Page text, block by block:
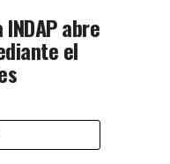
abre
el